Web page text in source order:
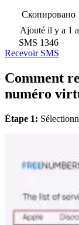
Скопировано
Ajouté il y a 1
SMS 1346
Recevoir SMS
Comment
numéro
Étape 1: